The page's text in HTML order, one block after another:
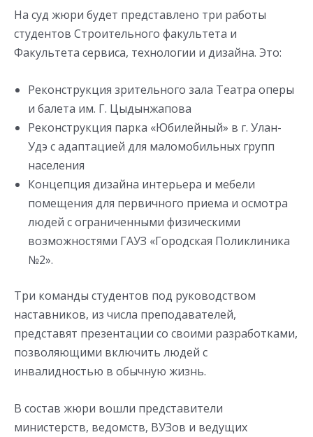
На суд жюри будет представлено три работы
студентов Строительного факультета и
Факультета сервиса, технологии и дизайна. Это:
Реконструкция зрительного зала Театра оперы
и балета им. Г. Цыдынжапова
Реконструкция парка «Юбилейный» в г. Улан-
Удэ с адаптацией для маломобильных групп
населения
Концепция дизайна интерьера и мебели
помещения для первичного приема и осмотра
людей с ограниченными физическими
возможностями ГАУЗ «Городская Поликлиника
№2».
Три команды студентов под руководством
наставников, из числа преподавателей,
представят презентации со своими разработками,
позволяющими включить людей с
инвалидностью в обычную жизнь.
В состав жюри вошли представители
министерств, ведомств, ВУЗов и ведущих